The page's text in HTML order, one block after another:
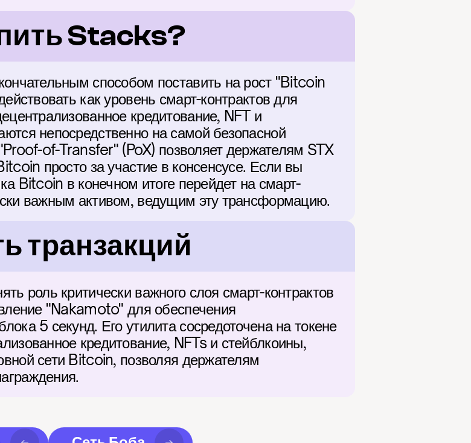
Stacks?
способом поставить на рост "Bitcoin
как уровень смарт-контрактов для
кредитование, NFT и
непосредственно на самой безопасной
of-Transfer" (PoX) позволяет держателям STX
просто за участие в консенсусе. Если вы
Bitcoin в конечном итоге перейдет на смарт-
важным активом, ведущим эту трансформацию.
транзакций
роль критически важного слоя смарт-контрактов
"Nakamoto" для обеспечения
5 секунд. Его утилита сосредоточена на токене
кредитование, NFTs и стейблкоины,
сети Bitcoin, позволяя держателям